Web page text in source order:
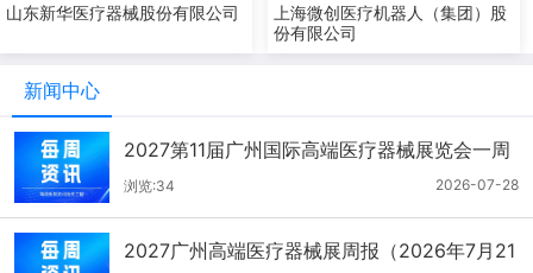
山东新华医疗器械股份有限公司
上海微创医疗机器人（集团）股
份有限公司
新闻中心
2027第11届广州国际高端医疗器械展览会一周
报（7.22-7.28）
2026-07-28
浏览:34
2027广州高端医疗器械展周报（2026年7月21